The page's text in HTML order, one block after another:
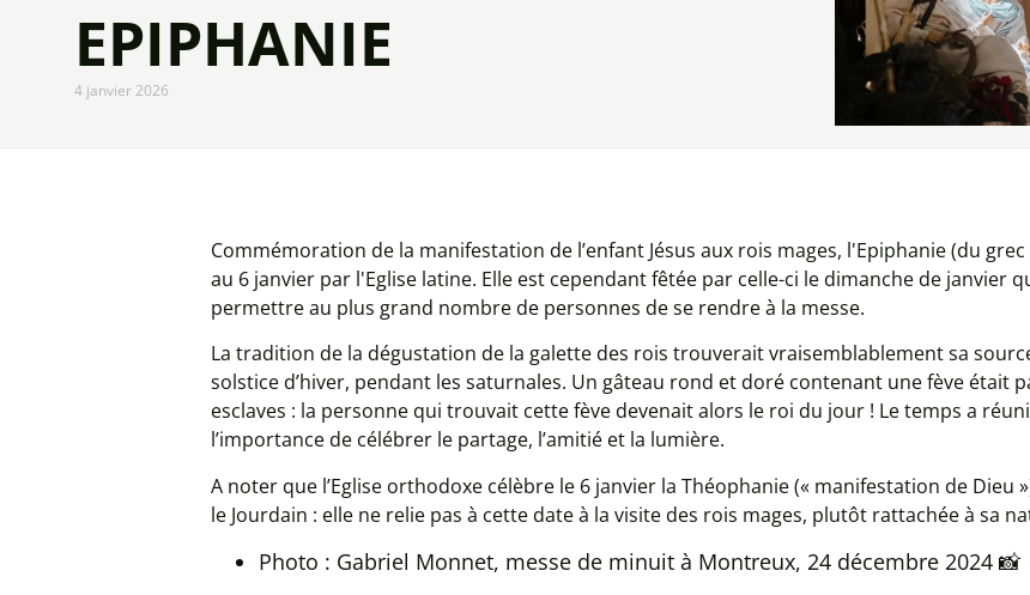
EPIPHANIE
4 janvier 2026
Commémoration de la manifestation de l’enfant Jésus aux rois mages, l'Epiphanie (du grec
au 6 janvier par l'Eglise latine. Elle est cependant fêtée par celle-ci le dimanche de janvier
permettre au plus grand nombre de personnes de se rendre à la messe.
La tradition de la dégustation de la galette des rois trouverait vraisemblablement sa
solstice d’hiver, pendant les saturnales. Un gâteau rond et doré contenant une fève était
esclaves : la personne qui trouvait cette fève devenait alors le roi du jour ! Le temps a
l’importance de célébrer le partage, l’amitié et la lumière.
A noter que l’Eglise orthodoxe célèbre le 6 janvier la Théophanie (« manifestation de Dieu
le Jourdain : elle ne relie pas à cette date à la visite des rois mages, plutôt rattachée à sa
Photo : Gabriel Monnet, messe de minuit à Montreux, 24 décembre 2024 📸